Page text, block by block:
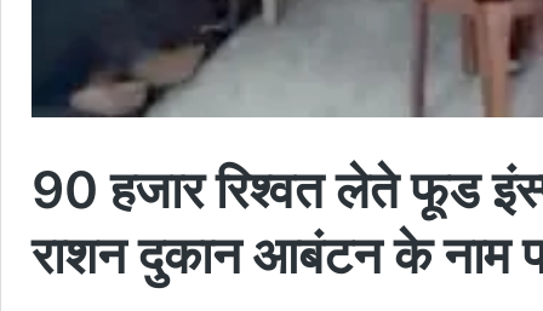
90 हजार रिश्वत लेते फूड
राशन दुकान आबंटन के नाम